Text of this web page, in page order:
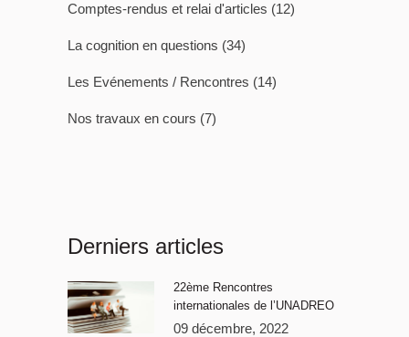
Comptes-rendus et relai d'articles (12)
La cognition en questions (34)
Les Evénements / Rencontres (14)
Nos travaux en cours (7)
Derniers articles
22ème Rencontres
internationales de l’UNADREO
09 décembre, 2022